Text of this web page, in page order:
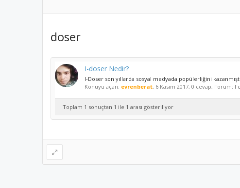
doser
I-doser Nedir?
I-Doser son yıllarda sosyal medyada popülerliğini
Konuyu açan: evrenberat, 6 Kasım 2017, 0 cevap, Forum:
Toplam 1 sonuçtan 1 ile 1 arası gösteriliyor